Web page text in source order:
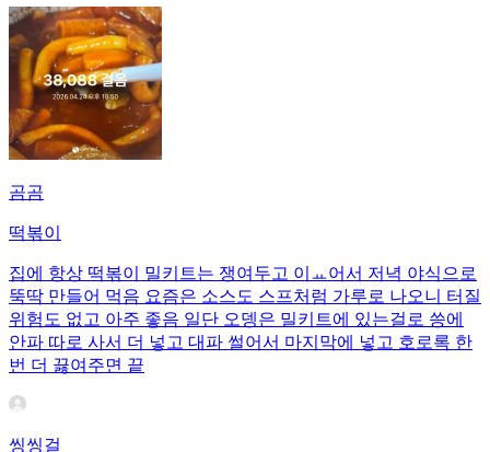
곰곰
떡볶이
집에 항상 떡볶이 밀키트는 쟁여두고 이ㅛ어서 저녁 야식으로
뚝딱 만들어 먹음 요즘은 소스도 스프처럼 가루로 나오니 터질
위험도 없고 아주 좋음 일단 오뎅은 밀키트에 있는걸로 씅에
안파 따로 사서 더 넣고 대파 썰어서 마지막에 넣고 호로록 한
번 더 끓여주면 끝
씽씽걸